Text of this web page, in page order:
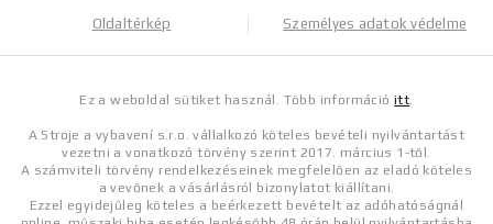
Oldaltérkép Személyes adatok védelme
Ez a weboldal sütiket használ. Több információitt.
A Stroje a vybavení s.r.o. vállalkozó köteles bevételi nyilvántartást
vezetni a vonatkozó törvény szerint 2017. március 1-től.
A számviteli törvény rendelkezéseinek megfelelően az eladó köteles
a vevőnek a vásárlásról bizonylatot kiállítani.
Ezzel egyidejűleg köteles a beérkezett bevételt az adóhatóságnál